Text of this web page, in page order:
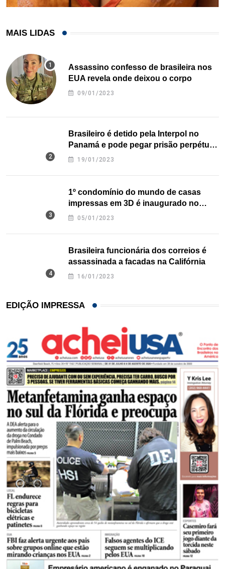
MAIS LIDAS
Assassino confesso de brasileira nos
EUA revela onde deixou o corpo
09/01/2023
Brasileiro é detido pela Interpol no
Panamá e pode pegar prisão perpétua
nos EUA
19/01/2023
1º condomínio do mundo de casas
impressas em 3D é inaugurado no
Texas
05/01/2023
Brasileira funcionária dos correios é
assassinada a facadas na Califórnia
16/01/2023
EDIÇÃO IMPRESSA